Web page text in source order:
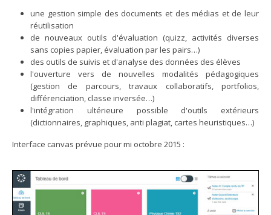
une gestion simple des documents et des médias et de leur
réutilisation
de nouveaux outils d'évaluation (quizz, activités diverses
sans copies papier, évaluation par les pairs…)
des outils de suivis et d'analyse des données des élèves
l'ouverture vers de nouvelles modalités pédagogiques
(gestion de parcours, travaux collaboratifs, portfolios,
différenciation, classe inversée…)
l'intégration ultérieure possible d'outils extérieurs
(dictionnaires, graphiques, anti plagiat, cartes heuristiques…)
Interface canvas prévue pour mi octobre 2015 :